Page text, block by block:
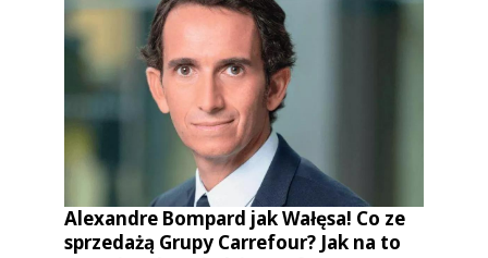
Alexandre Bompard jak Wałęsa! Co ze
sprzedażą Grupy Carrefour? Jak na to